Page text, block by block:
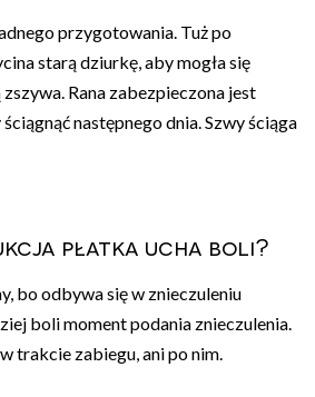
przygotowania. Tuż po
starą dziurkę, aby mogła się
zszywa. Rana zabezpieczona jest
następnego dnia. Szwy ściąga
płatka ucha boli?
bo odbywa się w znieczuleniu
boli moment podania znieczulenia.
trakcie zabiegu, ani po nim.